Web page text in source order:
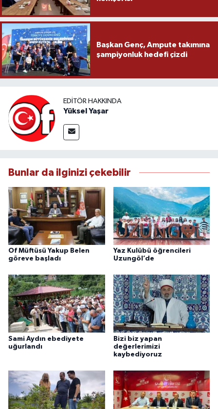
Başkan Genç, Ampute takımına
şampiyonluk hedefi çizdi
EDITÖR HAKKINDA
Yüksel Yaşar
Bunlar da ilginizi çekebilir
Of Müftüsü Yakup Belen
göreve başladı
Yaz Kulübü öğrencileri
Uzungöl’de
Sami Aydın ebediyete
uğurlandı
Bizi biz yapan
değerlerimizi
kaybediyoruz